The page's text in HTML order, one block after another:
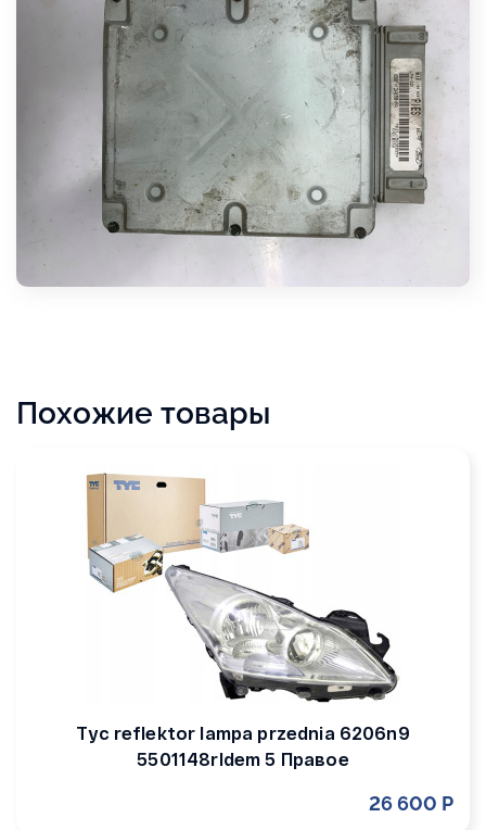
Похожие товары
Tyc reflektor lampa przednia 6206n9
5501148rldem 5 Правое
26 600 Р